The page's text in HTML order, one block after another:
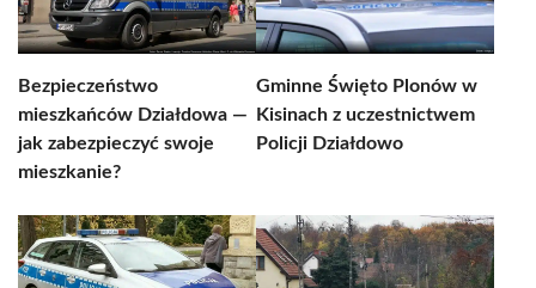
Bezpieczeństwo
mieszkańców Działdowa —
jak zabezpieczyć swoje
mieszkanie?
Gminne Święto Plonów w
Kisinach z uczestnictwem
Policji Działdowo